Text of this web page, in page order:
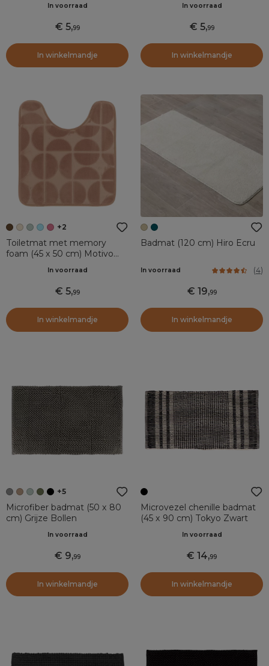
In voorraad
5,99
In winkelmandje
In voorraad
5,99
In winkelmandje
+2
Toiletmat met memory
foam (45 x 50 cm) Motivo
In voorraad
5,99
In winkelmandje
Badmat (120 cm) Hiro Ecru
In voorraad (4)
19,99
In winkelmandje
+5
Microfiber badmat (50 x 80
cm) Grijze Bollen
In voorraad
9,99
In winkelmandje
Microvezel chenille badmat
(45 x 90 cm) Tokyo Zwart
In voorraad
14,99
In winkelmandje